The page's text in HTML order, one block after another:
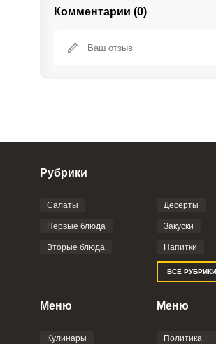
Комментарии (0)
Фото до 4 шт, до 5 mb
Отправляя эту форму, вы соглашаетесь
Политикой
соглашением
Рубрики
Салаты
Первые блюда
Вторые блюда
Десерты
Закуски
Напитки
ВСЕ РУБРИКИ
Меню
Кулинары
Меню
Политика